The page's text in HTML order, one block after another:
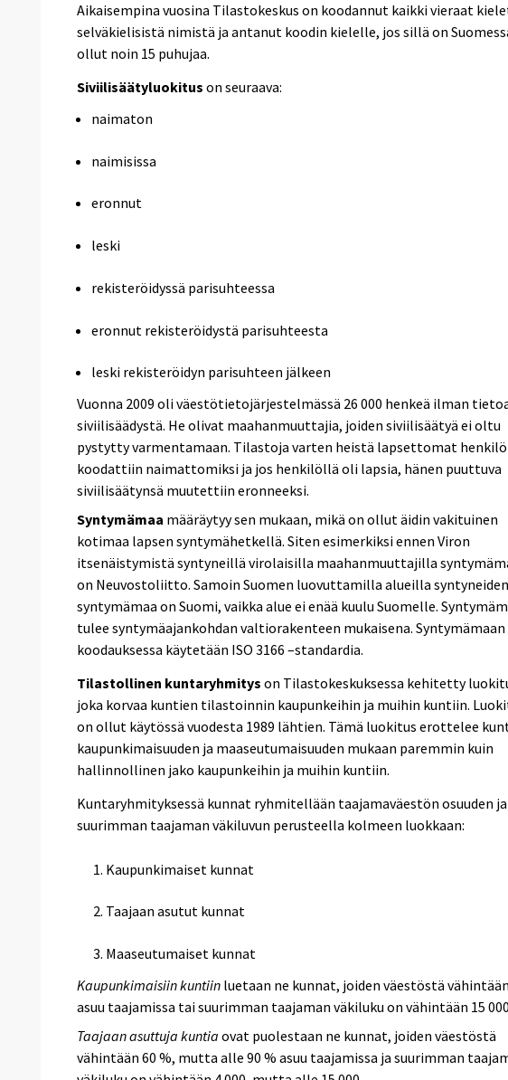
Aikaisempina vuosina Tilastokeskus on koodannut kaikki vieraat
selväkielisistä nimistä ja antanut koodin kielelle, jos sillä on
ollut noin 15 puhujaa.
Siviilisäätyluokitus on seuraava:
naimaton
naimisissa
eronnut
leski
rekisteröidyssä parisuhteessa
eronnut rekisteröidystä parisuhteesta
leski rekisteröidyn parisuhteen jälkeen
Vuonna 2009 oli väestötietojärjestelmässä 26 000 henkeä ilman
siviilisäädystä. He olivat maahanmuuttajia, joiden siviilisäätyä ei oltu
pystytty varmentamaan. Tilastoja varten heistä lapsettomat
koodattiin naimattomiksi ja jos henkilöllä oli lapsia, hänen puuttuva
siviilisäätynsä muutettiin eronneeksi.
Syntymämaa määräytyy sen mukaan, mikä on ollut äidin vakituinen
kotimaa lapsen syntymähetkellä. Siten esimerkiksi ennen Viron
itsenäistymistä syntyneillä virolaisilla maahanmuuttajilla
on Neuvostoliitto. Samoin Suomen luovuttamilla alueilla syntyneiden
syntymämaa on Suomi, vaikka alue ei enää kuulu Suomelle.
tulee syntymäajankohdan valtiorakenteen mukaisena. Syntymämaan
koodauksessa käytetään ISO 3166 –standardia.
Tilastollinen kuntaryhmitys on Tilastokeskuksessa kehitetty
joka korvaa kuntien tilastoinnin kaupunkeihin ja muihin kuntiin.
on ollut käytössä vuodesta 1989 lähtien. Tämä luokitus erottelee
kaupunkimaisuuden ja maaseutumaisuuden mukaan paremmin kuin
hallinnollinen jako kaupunkeihin ja muihin kuntiin.
Kuntaryhmityksessä kunnat ryhmitellään taajamaväestön osuuden ja
suurimman taajaman väkiluvun perusteella kolmeen luokkaan:
Kaupunkimaiset kunnat
Taajaan asutut kunnat
Maaseutumaiset kunnat
Kaupunkimaisiin kuntiin luetaan ne kunnat, joiden väestöstä
asuu taajamissa tai suurimman taajaman väkiluku on vähintään 15
Taajaan asuttuja kuntia ovat puolestaan ne kunnat, joiden väestöstä
vähintään 60 %, mutta alle 90 % asuu taajamissa ja suurimman